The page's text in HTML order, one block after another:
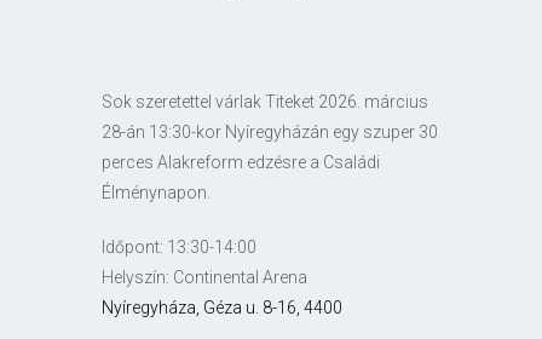
Sok szeretettel várlak Titeket 2026. március
28-án 13:30-kor Nyíregyházán egy szuper 30
perces Alakreform edzésre a Családi
Élménynapon.
Időpont: 13:30-14:00
Helyszín: Continental Arena
Nyíregyháza, Géza u. 8-16, 4400